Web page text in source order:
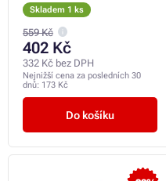
Skladem 1 ks
559 Kč
402 Kč
332 Kč bez DPH
Nejnižší cena za posledních 30
dnů: 173 Kč
Do košíku